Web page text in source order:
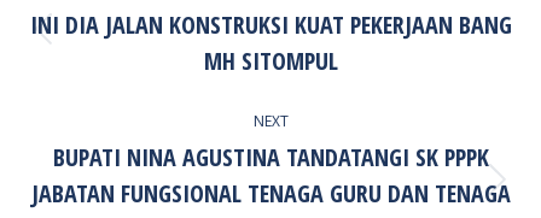
Previous
post:
INI DIA JALAN KONSTRUKSI KUAT PEKERJAAN BANG
MH SITOMPUL
NEXT
Next
BUPATI NINA AGUSTINA TANDATANGI SK PPPK
JABATAN FUNGSIONAL TENAGA GURU DAN TENAGA